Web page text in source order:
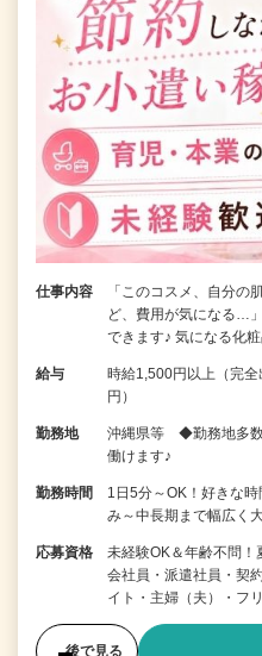
仕事内容
「このコスメ、自分の
ど、費用が気になる…
できます♪ 気になる化
給与
時給1,500円以上（完
円）
勤務地
沖縄県等 ◆勤務地多数
働けます♪
勤務時間
1日5分～OK！好きな
み～中長期まで幅広く
応募資格
未経験OK＆年齢不問
会社員・派遣社員・契
イト・主婦（夫）・フ
後で見る